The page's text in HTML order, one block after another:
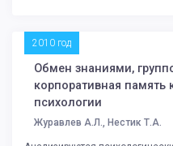
2010 год
Обмен знаниями,
корпоративная
психологии
Журавлев A.Л., Нестик Т.А.